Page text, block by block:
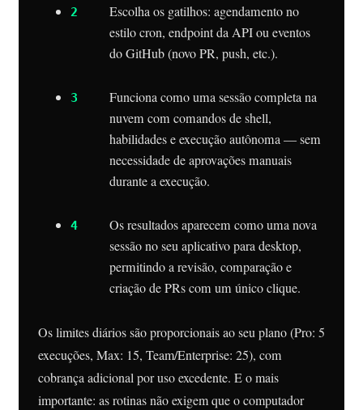
Escolha os gatilhos: agendamento no
estilo cron, endpoint da API ou eventos
do GitHub (novo PR, push, etc.).
Funciona como uma sessão completa na
nuvem com comandos de shell,
habilidades e execução autônoma — sem
necessidade de aprovações manuais
durante a execução.
Os resultados aparecem como uma nova
sessão no seu aplicativo para desktop,
permitindo a revisão, comparação e
criação de PRs com um único clique.
Os limites diários são proporcionais ao seu plano (Pro: 5
execuções, Max: 15, Team/Enterprise: 25), com
cobrança adicional por uso excedente. E o mais
importante: as rotinas não exigem que o computador